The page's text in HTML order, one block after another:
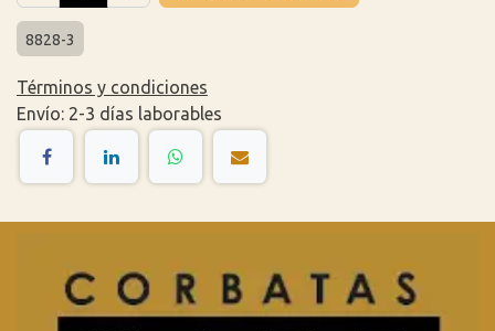
8828-3
Términos y condiciones
Envío: 2-3 días laborables